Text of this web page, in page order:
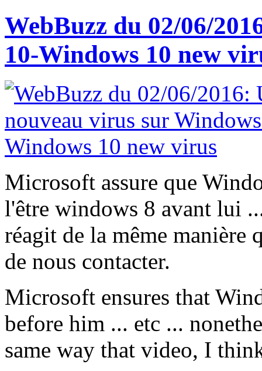
WebBuzz du 02/06/
10-Windows 10 new
Microsoft assure que
l'être windows 8 avant lui
réagit de la même manière
de nous contacter.
Microsoft ensures that
before him ... etc ...
same way that video, I